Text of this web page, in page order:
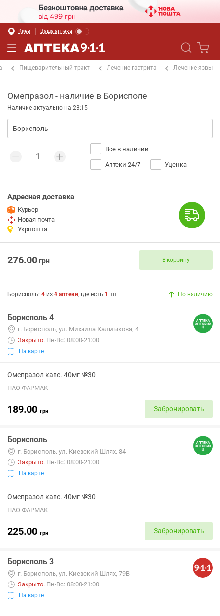
Киев Ваша аптека
Пищеварительный тракт Лечение гастрита Лечение язвы
Омепразол - наличие в Борисполе
Наличие актуально на 23:15
Все в наличии
Аптеки 24/7 Уценка
Адресная доставка
Курьер
Новая почта
Укрпошта
276.00грн В корзину
Борисполь: 4 из 4 аптеки, где есть 1 шт. По наличию
Борисполь 4
г. Борисполь, ул. Михаила Калмыкова, 4
Закрыто. Пн-Вс: 08:00-21:00
На карте
Омепразол капс. 40мг №30
ПАО ФАРМАК
189.00 грн Забронировать
Борисполь
г. Борисполь, ул. Киевский Шлях, 84
Закрыто. Пн-Вс: 08:00-21:00
На карте
Омепразол капс. 40мг №30
ПАО ФАРМАК
225.00 грн Забронировать
Борисполь 3
г. Борисполь, ул. Киевский Шлях, 79В
Закрыто. Пн-Вс: 08:00-21:00
На карте